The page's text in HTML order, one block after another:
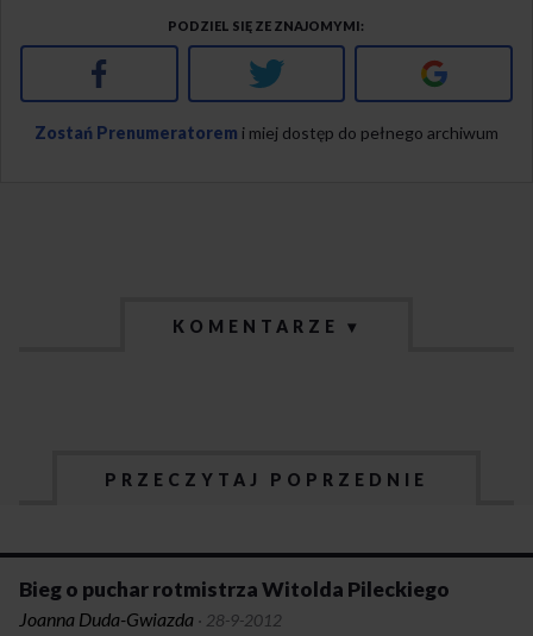
PODZIEL SIĘ ZE ZNAJOMYMI
Facebook Twitter Google+
Zostań Prenumeratorem i miej dostęp do pełnego archiwum
KOMENTARZE ▾
PRZECZYTAJ POPRZEDNIE
Bieg o puchar rotmistrza Witolda Pileckiego
Joanna Duda-Gwiazda · 28-9-2012